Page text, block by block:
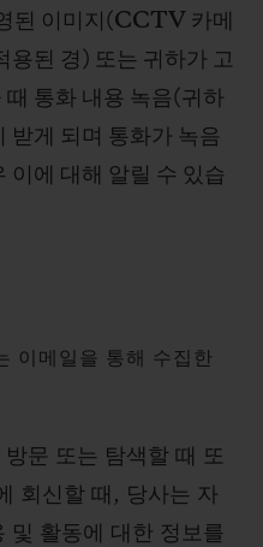
된 이미지(CCTV 카메
용된 경) 또는 귀하가 고
통화 내용 녹음(귀하
받게 되며 통화가 녹음
이에 대해 알릴 수 있습
이메일을 통해 수집한
문 또는 탐색할 때 또
회신할 때, 당사는 자
및 활동에 대한 정보를